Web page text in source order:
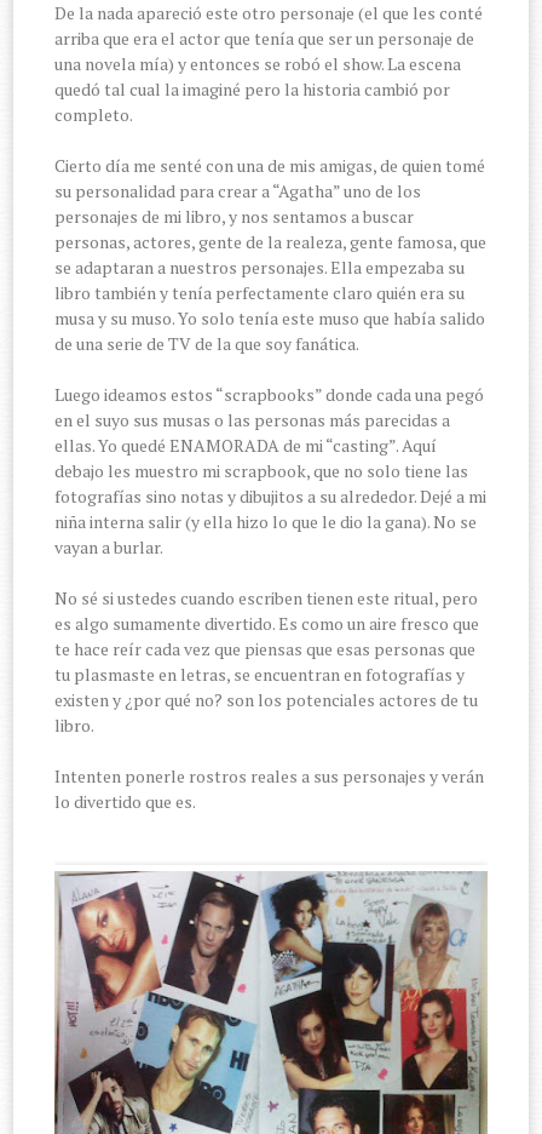
De la nada apareció este otro personaje (el que les conté
arriba que era el actor que tenía que ser un personaje de
una novela mía) y entonces se robó el show. La escena
quedó tal cual la imaginé pero la historia cambió por
completo.
Cierto día me senté con una de mis amigas, de quien tomé
su personalidad para crear a “Agatha” uno de los
personajes de mi libro, y nos sentamos a buscar
personas, actores, gente de la realeza, gente famosa, que
se adaptaran a nuestros personajes. Ella empezaba su
libro también y tenía perfectamente claro quién era su
musa y su muso. Yo solo tenía este muso que había salido
de una serie de TV de la que soy fanática.
Luego ideamos estos “scrapbooks” donde cada una pegó
en el suyo sus musas o las personas más parecidas a
ellas. Yo quedé ENAMORADA de mi “casting”. Aquí
debajo les muestro mi scrapbook, que no solo tiene las
fotografías sino notas y dibujitos a su alrededor. Dejé a mi
niña interna salir (y ella hizo lo que le dio la gana). No se
vayan a burlar.
No sé si ustedes cuando escriben tienen este ritual, pero
es algo sumamente divertido. Es como un aire fresco que
te hace reír cada vez que piensas que esas personas que
tu plasmaste en letras, se encuentran en fotografías y
existen y ¿por qué no? son los potenciales actores de tu
libro.
Intenten ponerle rostros reales a sus personajes y verán
lo divertido que es.